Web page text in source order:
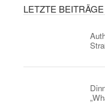
LETZTE BEITRÄGE